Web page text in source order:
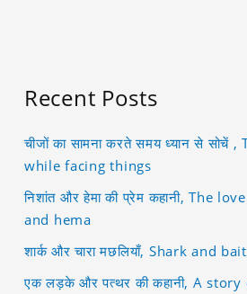
Recent Posts
चीजों का सामना करते समय ध्यान से सोचें
while facing things
निशांत और हेमा की प्रेम कहानी, The
and hema
शार्क और चारा मछलियाँ, Shark and
एक लड़के और पत्थर की कहानी, A